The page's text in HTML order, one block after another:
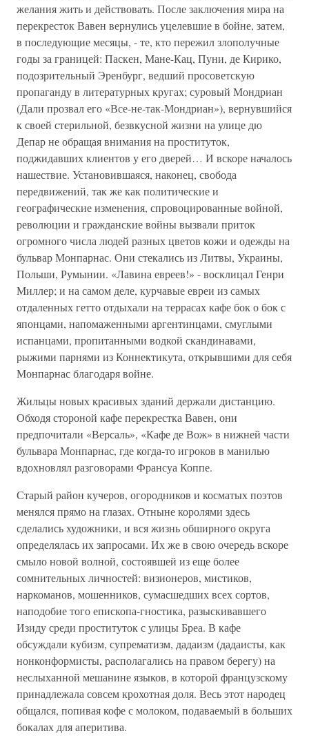
желания жить и действовать. После заключения мира на
перекресток Вавен вернулись уцелевшие в бойне, затем,
в последующие месяцы, - те, кто пережил злополучные
годы за границей: Паскен, Мане-Кац, Пуни, де Кирико,
подозрительный Эренбург, ведший просоветскую
пропаганду в литературных кругах; суровый Мондриан
(Дали прозвал его «Все-не-так-Мондриан»), вернувшийся
к своей стерильной, безвкусной жизни на улице дю
Депар не обращая внимания на проституток,
поджидавших клиентов у его дверей… И вскоре началось
нашествие. Установившаяся, наконец, свобода
передвижений, так же как политические и
географические изменения, спровоцированные войной,
революции и гражданские войны вызвали приток
огромного числа людей разных цветов кожи и одежды на
бульвар Монпарнас. Они стекались из Литвы, Украины,
Польши, Румынии. «Лавина евреев!» - восклицал Генри
Миллер; и на самом деле, курчавые евреи из самых
отдаленных гетто отдыхали на террасах кафе бок о бок с
японцами, напомаженными аргентинцами, смуглыми
испанцами, пропитанными водкой скандинавами,
рыжими парнями из Коннектикута, открывшими для себя
Монпарнас благодаря войне.
Жильцы новых красивых зданий держали дистанцию.
Обходя стороной кафе перекрестка Вавен, они
предпочитали «Версаль», «Кафе де Вож» в нижней части
бульвара Монпарнас, где когда-то игроков в манилью
вдохновлял разговорами Франсуа Коппе.
Старый район кучеров, огородников и косматых поэтов
менялся прямо на глазах. Отныне королями здесь
сделались художники, и вся жизнь обширного округа
определялась их запросами. Их же в свою очередь вскоре
смыло новой волной, состоявшей из еще более
сомнительных личностей: визионеров, мистиков,
наркоманов, мошенников, сумасшедших всех сортов,
наподобие того епископа-гностика, разыскивавшего
Изиду среди проституток с улицы Бреа. В кафе
обсуждали кубизм, супрематизм, дадаизм (дадаисты, как
нонконформисты, располагались на правом берегу) на
неслыханной мешанине языков, в которой французскому
принадлежала совсем крохотная доля. Весь этот народец
общался, попивая кофе с молоком, подаваемый в больших
бокалах для аперитива.